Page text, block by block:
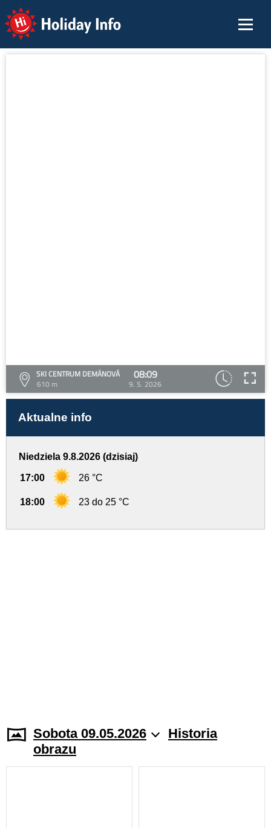
Holiday Info
SKI CENTRUM DEMÄNOVÁ
610 m
08:09
9. 5. 2026
Aktualne info
Niedziela 9.8.2026 (dzisiaj)
17:00 26 °C
18:00 23 do 25 °C
Sobota 09.05.2026
Historia
obrazu